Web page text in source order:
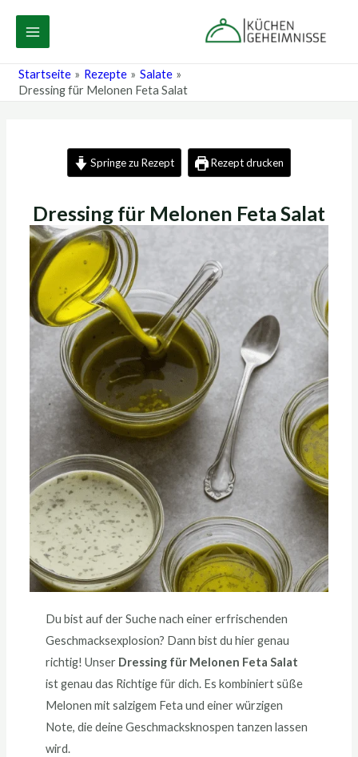
Inhalt
MAIN
MENU
Startseite Rezepte
Salate
Dressing für Melonen Feta Salat
Springe zu Rezept Rezept drucken
Dressing für Melonen Feta Salat
Du bist auf der Suche nach einer erfrischenden
Geschmacksexplosion? Dann bist du hier genau
richtig! Unser Dressing für Melonen Feta Salat
ist genau das Richtige für dich. Es kombiniert süße
Melonen mit salzigem Feta und einer würzigen
Note, die deine Geschmacksknospen tanzen lassen
wird.